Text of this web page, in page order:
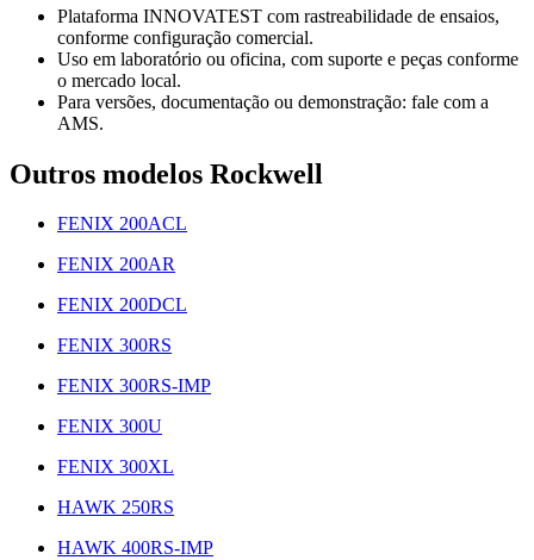
Plataforma INNOVATEST com rastreabilidade de ensaios,
conforme configuração comercial.
Uso em laboratório ou oficina, com suporte e peças conforme
o mercado local.
Para versões, documentação ou demonstração: fale com a
AMS.
Outros modelos Rockwell
FENIX 200ACL
FENIX 200AR
FENIX 200DCL
FENIX 300RS
FENIX 300RS-IMP
FENIX 300U
FENIX 300XL
HAWK 250RS
HAWK 400RS-IMP